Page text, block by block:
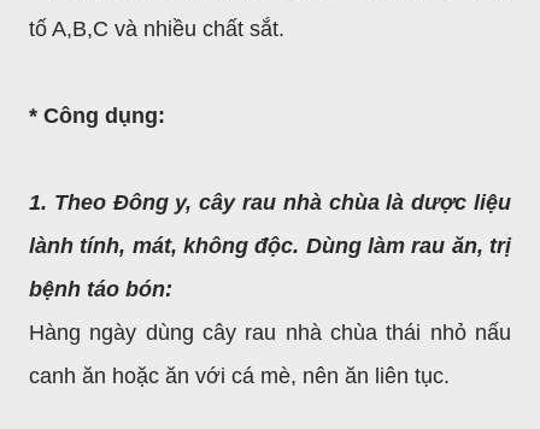
tố A,B,C và nhiều chất sắt.
* Công dụng:
1. Theo Đông y, cây rau nhà chùa là dược liệu
lành tính, mát, không độc. Dùng làm rau ăn, trị
bệnh táo bón:
Hàng ngày dùng cây rau nhà chùa thái nhỏ nấu
canh ăn hoặc ăn với cá mè, nên ăn liên tục.